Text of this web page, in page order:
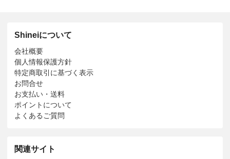
Shineiについて
会社概要
個人情報保護方針
特定商取引に基づく表示
お問合せ
お支払い・送料
ポイントについて
よくあるご質問
関連サイト